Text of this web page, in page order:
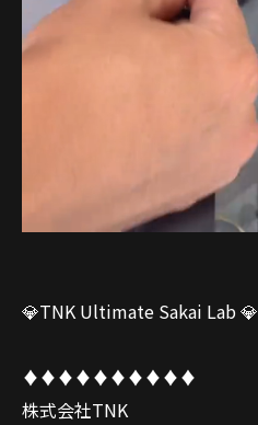
💎TNK Ultimate Sakai Lab 💎
♦️♦️♦️♦️♦️♦️♦️♦️♦️♦️
株式会社TNK